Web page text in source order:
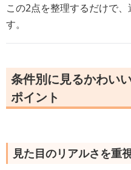
この2点を整理するだけで
す。
条件別に見るかわい
ポイント
見た目のリアルさを重